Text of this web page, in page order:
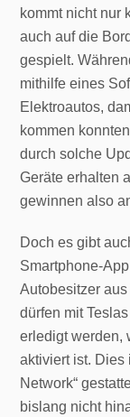
kommt nicht nur
auch auf die
gespielt.
mithilfe eines
Elektroautos,
kommen
durch solche
Geräte erhalten
gewinnen also
Doch es gibt
Smartphone-
Autobesitzer
dürfen mit
erledigt werden,
aktiviert ist. Dies
Network“
bislang nicht